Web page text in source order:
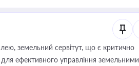
земельний сервітут, що є критично
ефективного управління земельними